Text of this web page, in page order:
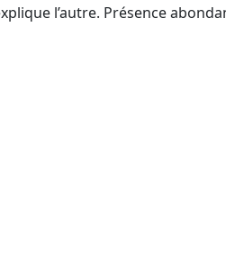
l’autre. Présence